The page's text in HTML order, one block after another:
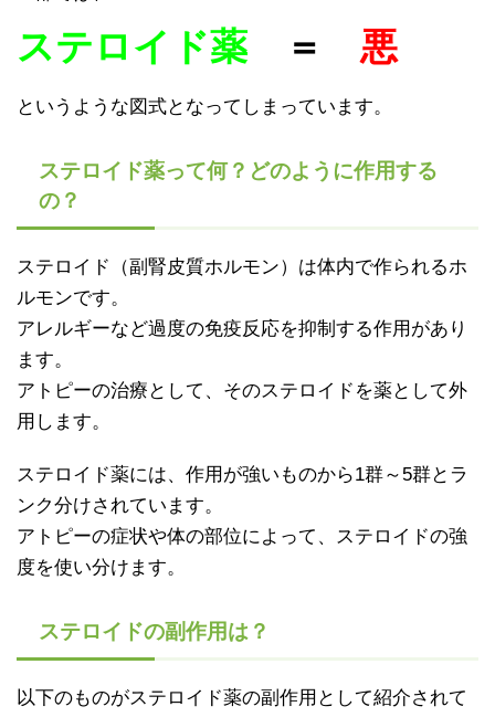
ステロイド薬 ＝ 悪
というような図式となってしまっています。
ステロイド薬って何？どのように作用する
の？
ステロイド（副腎皮質ホルモン）は体内で作られるホ
ルモンです。
アレルギーなど過度の免疫反応を抑制する作用があり
ます。
アトピーの治療として、そのステロイドを薬として外
用します。
ステロイド薬には、作用が強いものから1群～5群とラ
ンク分けされています。
アトピーの症状や体の部位によって、ステロイドの強
度を使い分けます。
ステロイドの副作用は？
以下のものがステロイド薬の副作用として紹介されて